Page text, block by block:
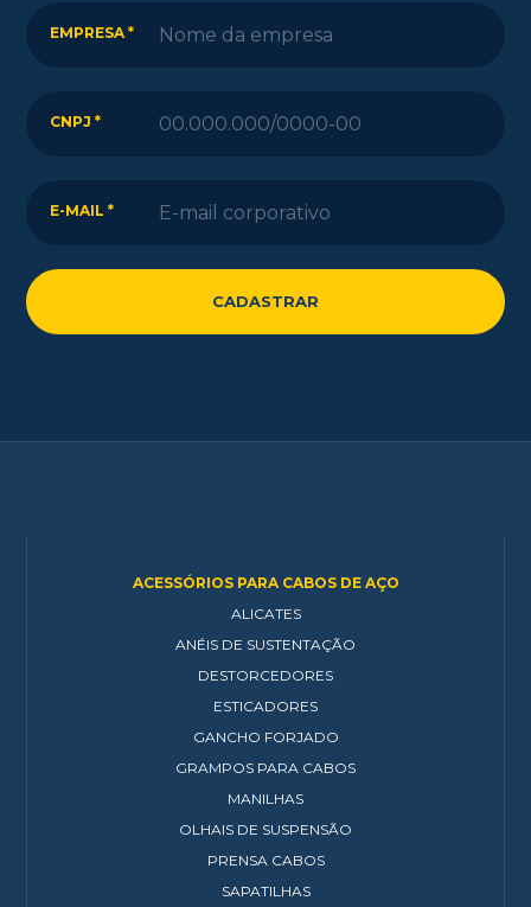
EMPRESA *
CNPJ *
E-MAIL *
ACESSÓRIOS PARA CABOS DE AÇO
ALICATES
ANÉIS DE SUSTENTAÇÃO
DESTORCEDORES
ESTICADORES
GANCHO FORJADO
GRAMPOS PARA CABOS
MANILHAS
OLHAIS DE SUSPENSÃO
PRENSA CABOS
SAPATILHAS